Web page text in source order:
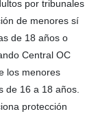
por tribunales
de menores sí
de 18 años o
Central OC
los menores
de 16 a 18 años.
protección